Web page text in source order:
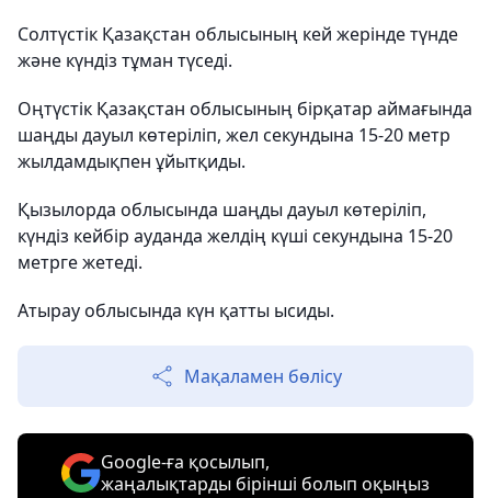
Солтүстік Қазақстан облысының кей жерінде түнде
және күндіз тұман түседі.
Оңтүстік Қазақстан облысының бірқатар аймағында
шаңды дауыл көтеріліп, жел секундына 15-20 метр
жылдамдықпен ұйытқиды.
Қызылорда облысында шаңды дауыл көтеріліп,
күндіз кейбір ауданда желдің күші секундына 15-20
метрге жетеді.
Атырау облысында күн қатты ысиды.
Мақаламен бөлісу
Google-ға қосылып,
жаңалықтарды бірінші болып оқыңыз